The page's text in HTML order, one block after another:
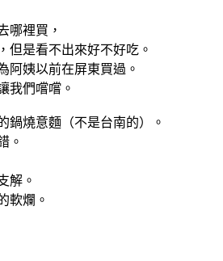
哪裡買，
但是看不出來好不好吃。
阿姨以前在屏東買過。
我們嚐嚐。
鍋燒意麵（不是台南的）。
。
解。
軟爛。